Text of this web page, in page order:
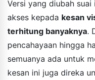
Versi yang diubah
akses kepada kesan
terhitung banyaknya.
pencahayaan hingga
semuanya ada untuk
kesan ini juga direka